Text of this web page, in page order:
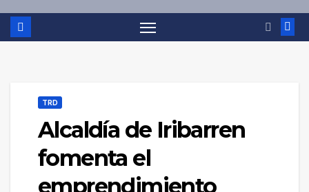
TRD
Alcaldía de Iribarren
fomenta el
emprendimiento